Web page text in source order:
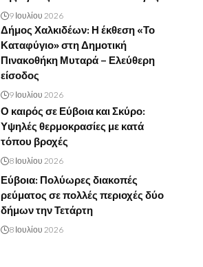
9 Ιουλίου 2026
Δήμος Χαλκιδέων: Η έκθεση «Το
Καταφύγιο» στη Δημοτική
Πινακοθήκη Μυταρά – Ελεύθερη
είσοδος
9 Ιουλίου 2026
Ο καιρός σε Εύβοια και Σκύρο:
Υψηλές θερμοκρασίες με κατά
τόπου βροχές
8 Ιουλίου 2026
Εύβοια: Πολύωρες διακοπές
ρεύματος σε πολλές περιοχές δύο
δήμων την Τετάρτη
8 Ιουλίου 2026